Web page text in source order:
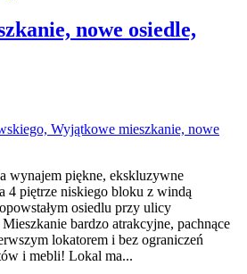
nowe osiedle,
wynajem piękne, ekskluzywne
4 piętrze niskiego bloku z windą
osiedlu przy ulicy
bardzo atrakcyjne, pachnące
lokatorem i bez ograniczeń
i mebli! Lokal ma...